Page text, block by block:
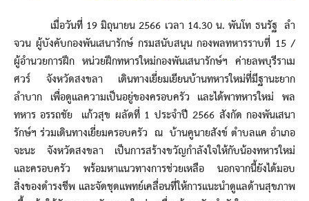
เมื่อวันที่ 19 มิถุนายน 2566 เวลา 14.30 น. พันโท ธนรัฐ ลำ
จวน ผู้บังคับกองพันเสนารักษ์ กรมสนับสนุน กองพลทหารราบที่ 15 /
ผู้อำนวยการฝึก หน่วยฝึกทหารใหม่กองพันเสนารักษ์ฯ ค่ายลพบุรีราเม
ศวร์ จังหวัดสงขลา เดินทางเยี่ยมเยียนบ้านทหารใหม่ที่มีฐานะยาก
ลำบาก เพื่อดูแลความเป็นอยู่ของครอบครัว และได้พาทหารใหม่ พล
ทหาร อรรถชัย แก้วสุข ผลัดที่ 1 ประจำปี 2566 สังกัด กองพันเสนา
รักษ์ฯ ร่วมเดินทางเยี่ยมครอบครัว ณ บ้านคูนายสังข์ ตำบลแค อำเภอ
จะนะ จังหวัดสงขลา เป็นการสร้างขวัญกำลังใจให้กับน้องทหารใหม่
และครอบครัว พร้อมหาแนวทางการช่วยเหลือ นอกจากนี้ยังได้มอบ
สิ่งของดำรงชีพ และจัดชุดแพทย์เคลื่อนที่ให้การแนะนำดูแลด้านสุขภาพ